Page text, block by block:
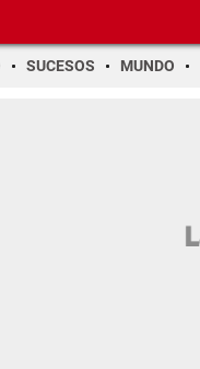
SUCESOS MUNDO